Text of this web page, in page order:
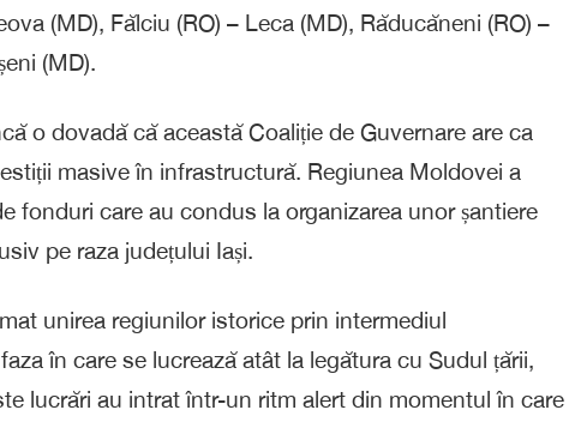
(MD), Fălciu (RO) – Leca (MD), Răducăneni (RO) –
(MD).
o dovadă că această Coaliție de Guvernare are ca
masive în infrastructură. Regiunea Moldovei a
fonduri care au condus la organizarea unor șantiere
pe raza județului Iași.
unirea regiunilor istorice prin intermediul
în care se lucrează atât la legătura cu Sudul țării,
lucrări au intrat într-un ritm alert din momentul în care